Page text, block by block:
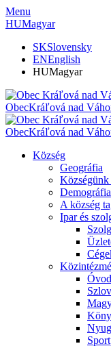
Menu
HUMagyar
SKSlovensky
ENEnglish
HUMagyar
ObecKráľová nad
ObecKráľová nad
Község
Geográfia
Községünk
Demográfia
A község
Ipar és